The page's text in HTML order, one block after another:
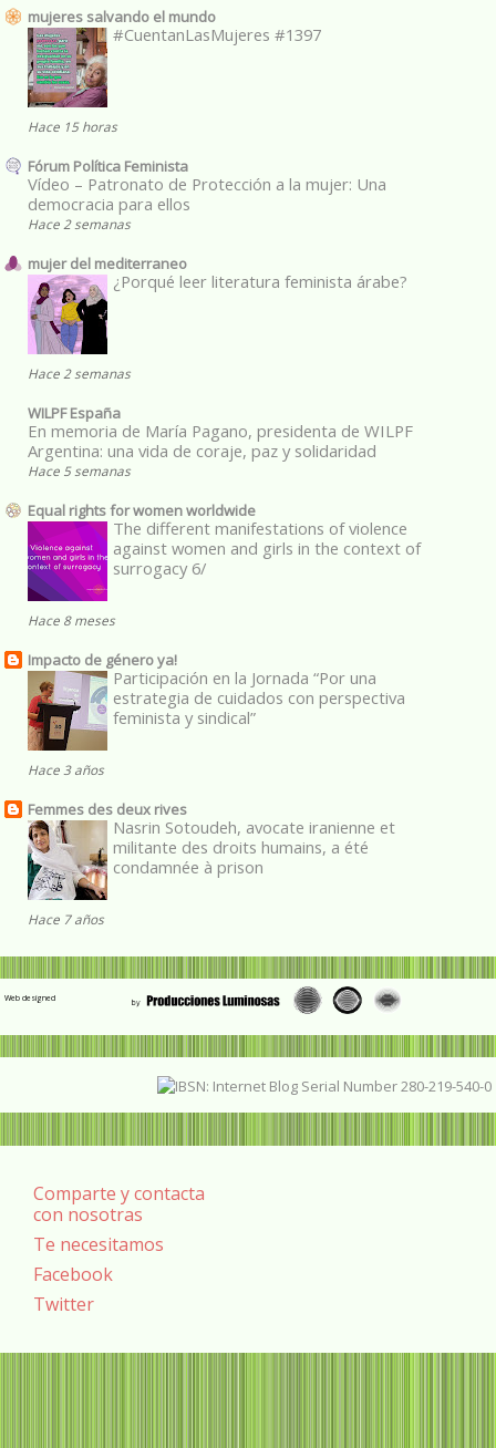
mujeres salvando el mundo
#CuentanLasMujeres #1397
Hace 15 horas
Fórum Política Feminista
Vídeo – Patronato de Protección a la mujer: Una
democracia para ellos
Hace 2 semanas
mujer del mediterraneo
¿Porqué leer literatura feminista árabe?
Hace 2 semanas
WILPF España
En memoria de María Pagano, presidenta de WILPF
Argentina: una vida de coraje, paz y solidaridad
Hace 5 semanas
Equal rights for women worldwide
The different manifestations of violence
against women and girls in the context of
surrogacy 6/
Hace 8 meses
Impacto de género ya!
Participación en la Jornada “Por una
estrategia de cuidados con perspectiva
feminista y sindical”
Hace 3 años
Femmes des deux rives
Nasrin Sotoudeh, avocate iranienne et
militante des droits humains, a été
condamnée à prison
Hace 7 años
Web designed
Comparte y contacta
con nosotras
Te necesitamos
Facebook
Twitter